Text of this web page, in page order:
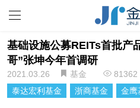
基础设施公募REITs首批产
哥”张坤今年首调研
2021.03.26 基金
81362
泰达宏利基金
浙商基金 金鹰